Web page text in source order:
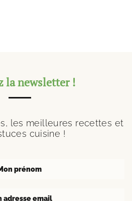
la newsletter !
les meilleures recettes et
cuisine !